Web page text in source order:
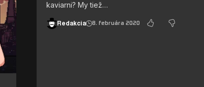
kaviarni? My tiež…
Redakcia 8. februára 2020